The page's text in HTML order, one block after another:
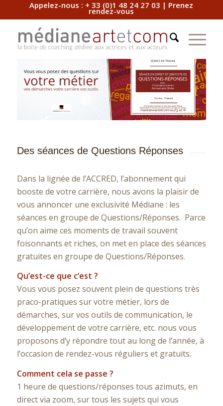
Appelez-nous : + 33 (0)1 48 24 27 03 | Prenez
rendez-vous
Des séances de Questions Réponses
Dans la lignée de l’ACCRED, l’abonnement qui
booste de votre carrière, nous avons la plaisir de
vous annoncer une exclusivité Médiane : les
séances en groupe de Questions/Réponses. Parce
qu’on aime ces moments de travail souvent
foisonnants et riches, on met en place des séances
gratuites en groupe de Questions/Réponses.
Qu’est-ce que c’est ?
Vous vous posez souvent plein de questions très
praco-pratiques sur votre métier, lors de
démarches, sur vos outils de communication, le
développement de votre carrière, etc. nous vous
proposons d’y répondre tout au long de l’année, à
l’occasion de rendez-vous réguliers et gratuits.
Comment cela se passe ?
1 heure de questions/réponses tous azimuts, en
direct via zoom, sur tous les sujets qui vous